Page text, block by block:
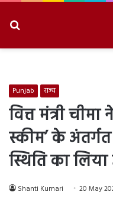
Punjab राज्य
वित्त मंत्री
स्कीम’ के
स्थिति का
Shanti Kumari 20 May